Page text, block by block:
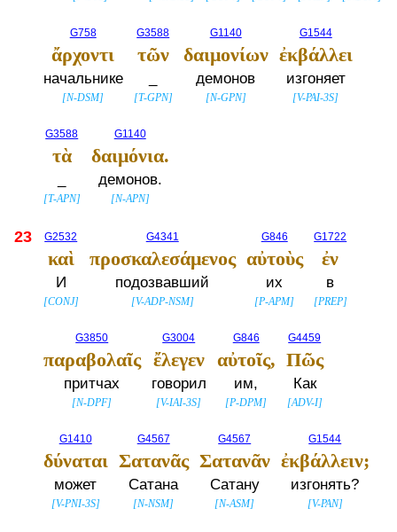
G758
ἄρχοντι
начальнике
[N-DSM]
G3588
τῶν
[T-GPN]
G1140
δαιμονίων
демонов
[N-GPN]
G1544
ἐκβάλλει
изгоняет
[V-PAI-3S]
G3588
τὰ
[T-APN]
G1140
δαιμόνια.
демонов.
[N-APN]
23 G2532
καὶ
И
[CONJ]
G4341
προσκαλεσάμενος
подозвавший
[V-ADP-NSM]
G846
αὐτοὺς
их
[P-APM]
G1722
ἐν
в
[PREP]
G3850
παραβολαῖς
притчах
[N-DPF]
G3004
ἔλεγεν
говорил
[V-IAI-3S]
G846
αὐτοῖς,
им,
[P-DPM]
G4459
Πῶς
Как
[ADV-I]
G1410
δύναται
может
[V-PNI-3S]
G4567
Σατανᾶς
Сатана
[N-NSM]
G4567
Σατανᾶν
Сатану
[N-ASM]
G1544
ἐκβάλλειν;
изгонять?
[V-PAN]